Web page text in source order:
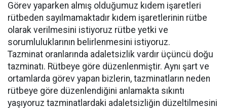
Görev yaparken almış olduğumuz kıdem işaretleri
rütbeden sayılmamaktadır kıdem işaretlerinin rütbe
olarak verilmesini istiyoruz rütbe yetki ve
sorumluluklarının belirlenmesini istiyoruz.
Tazminat oranlarında adaletsizlik vardır üçüncü doğu
tazminatı. Rütbeye göre düzenlenmiştir. Aynı şart ve
ortamlarda görev yapan bizlerin, tazminatların neden
rütbeye göre düzenlendiğini anlamakta sıkıntı
yaşıyoruz tazminatlardaki adaletsizliğin düzeltilmesini